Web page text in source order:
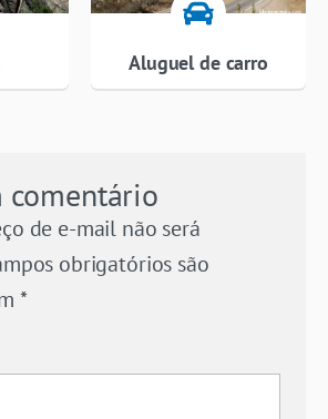
Aluguel de carro
comentário
de e-mail não será
obrigatórios são
*